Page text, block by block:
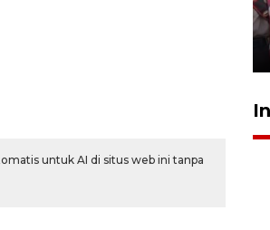
untuk AI di situs web ini tanpa